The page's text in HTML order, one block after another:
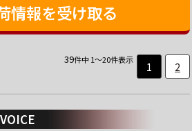
情報を受け取る
39件中 1～20件表示
1 2